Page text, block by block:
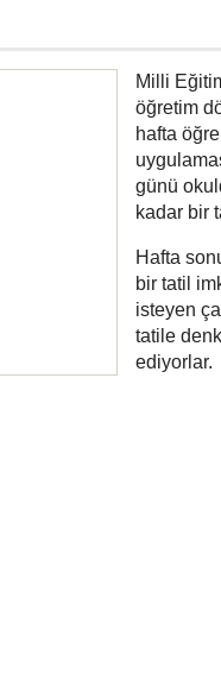
Milli
öğretim
hafta
günü
kadar bir
Hafta
bir tatil
isteyen
tatile
ediyorlar.